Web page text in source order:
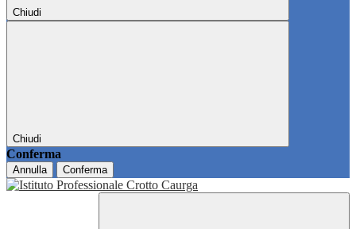
Chiudi
Chiudi
Conferma
Annulla Conferma